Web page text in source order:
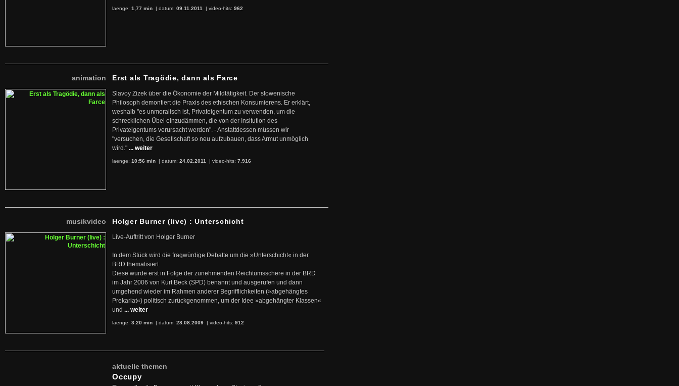
laenge: 1,77 min | datum: 09.11.2011 | video-hits: 962
animation Erst als Tragödie, dann als Farce
Slavoy Zizek über die Ökonomie der Mildtätigkeit. Der slowenische
Philosoph demontiert die Praxis des ethischen Konsumierens. Er erklärt,
weshalb "es unmoralisch ist, Privateigentum zu verwenden, um die
schrecklichen Übel einzudämmen, die von der Insitution des
Privateigentums verursacht werden". - Anstattdessen müssen wir
"versuchen, die Gesellschaft so neu aufzubauen, dass Armut unmöglich
wird." ... weiter
laenge: 10:56 min | datum: 24.02.2011 | video-hits: 7.916
musikvideo Holger Burner (live) : Unterschicht
Live-Auftritt von Holger Burner
In dem Stück wird die fragwürdige Debatte um die »Unterschicht« in der
BRD thematisiert.
Diese wurde erst in Folge der zunehmenden Reichtumsschere in der BRD
im Jahr 2006 von Kurt Beck (SPD) benannt und ausgerufen und dann
umgehend wieder im Rahmen anderer Begrifflichkeiten (»abgehängtes
Prekariat«) politisch zurückgenommen, um der Idee »abgehängter Klassen«
und ... weiter
laenge: 3:20 min | datum: 28.08.2009 | video-hits: 912
aktuelle themen
Occupy